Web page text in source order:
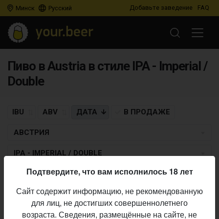
Минск Русский Добавьте заведение FAQ
Пиво в Austria в стиле IPA - Imperial /
Double
IBU ABV ДАТА В ПРОДАЖЕ
АВСТРИЯ
IPA - IMPERIAL / DOUBLE
Aleks
IPA - Imperial / Double • 6,8% ABV •23.07.2021
Подтвердите, что вам исполнилось 18 лет
Сайт содержит информацию, не рекомендованную
для лиц, не достигших совершеннолетнего
возраста. Сведения, размещённые на сайте, не